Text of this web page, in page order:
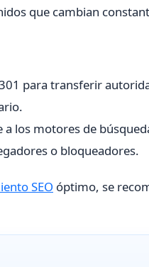
que cambian
para transferir
los motores de
o bloqueadores.
SEO óptimo, se